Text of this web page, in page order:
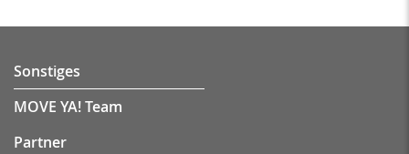
Sonstiges
MOVE YA! Team
Partner